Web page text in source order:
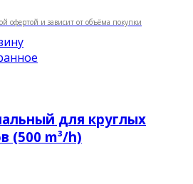
офертой и зависит от объёма покупки
для круглых
(500 m³/h)